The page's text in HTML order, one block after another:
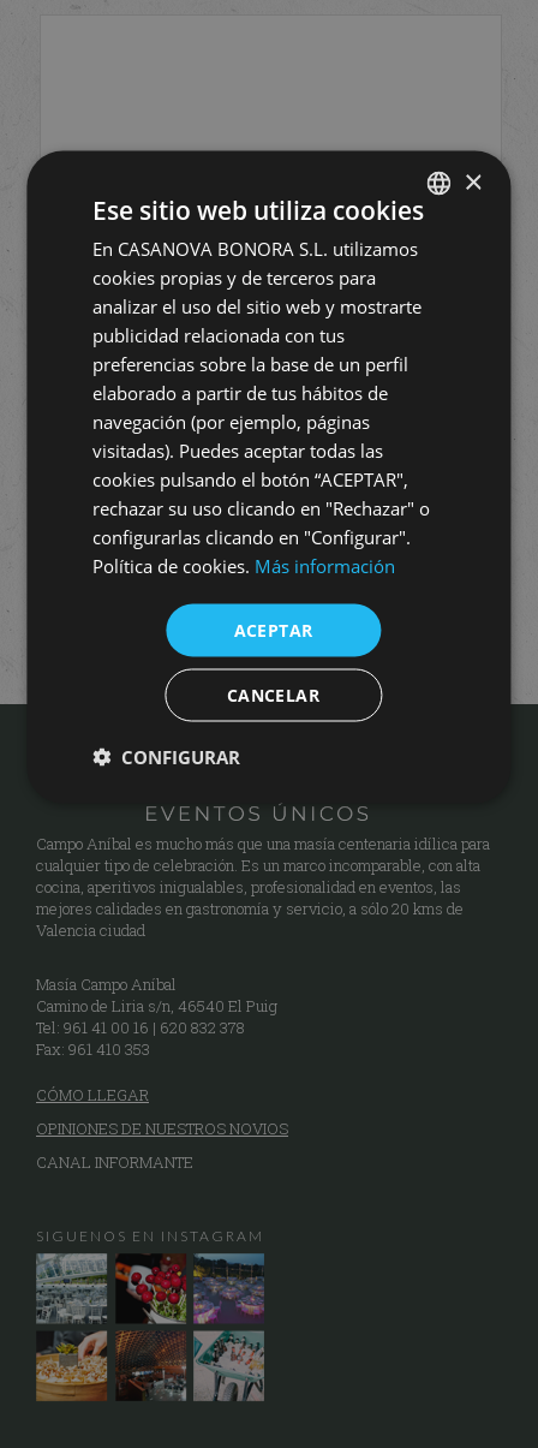
Campo Aníbal es mucho más que una masía centenaria idílica para
cualquier tipo de celebración. Es un marco incomparable, con alta
cocina, aperitivos inigualables, profesionalidad en eventos, las
mejores calidades en gastronomía y servicio, a sólo 20 kms de
Valencia ciudad
Masía Campo Aníbal
Camino de Liria s/n, 46540 El Puig
Tel: 961 41 00 16 | 620 832 378
Fax: 961 410 353
CÓMO LLEGAR
OPINIONES DE NUESTROS NOVIOS
CANAL INFORMANTE
SIGUENOS EN INSTAGRAM
SPANISH
×
Ese sitio web utiliza cookies
En CASANOVA BONORA S.L. utilizamos
cookies propias y de terceros para
analizar el uso del sitio web y mostrarte
publicidad relacionada con tus
preferencias sobre la base de un perfil
elaborado a partir de tus hábitos de
navegación (por ejemplo, páginas
visitadas). Puedes aceptar todas las
cookies pulsando el botón “ACEPTAR",
rechazar su uso clicando en "Rechazar" o
configurarlas clicando en "Configurar".
Política de cookies. Más información
ACEPTAR
CANCELAR
CONFIGURAR